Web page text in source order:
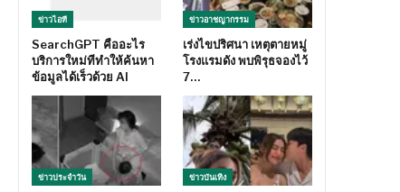
ข่าวไอที
SearchGPT คืออะไร
บริการใหม่ทีทำให้ค้นหา
ข้อมูลได้เร็วด้วย AI
ข่าวอาชญากรรม
เร่งไขปริศนา เหตุตายหมู่
โรงแรมดัง พบพิรุธจองไว้
7…
ข่าวประจำวัน ข่าวบันเทิง